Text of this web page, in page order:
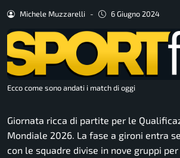
Michele Muzzarelli - 6 Giugno 2024
Ecco come sono andati i match di oggi
Giornata ricca di partite per le
Mondiale 2026. La fase a gironi entra
con le squadre divise in nove gruppi